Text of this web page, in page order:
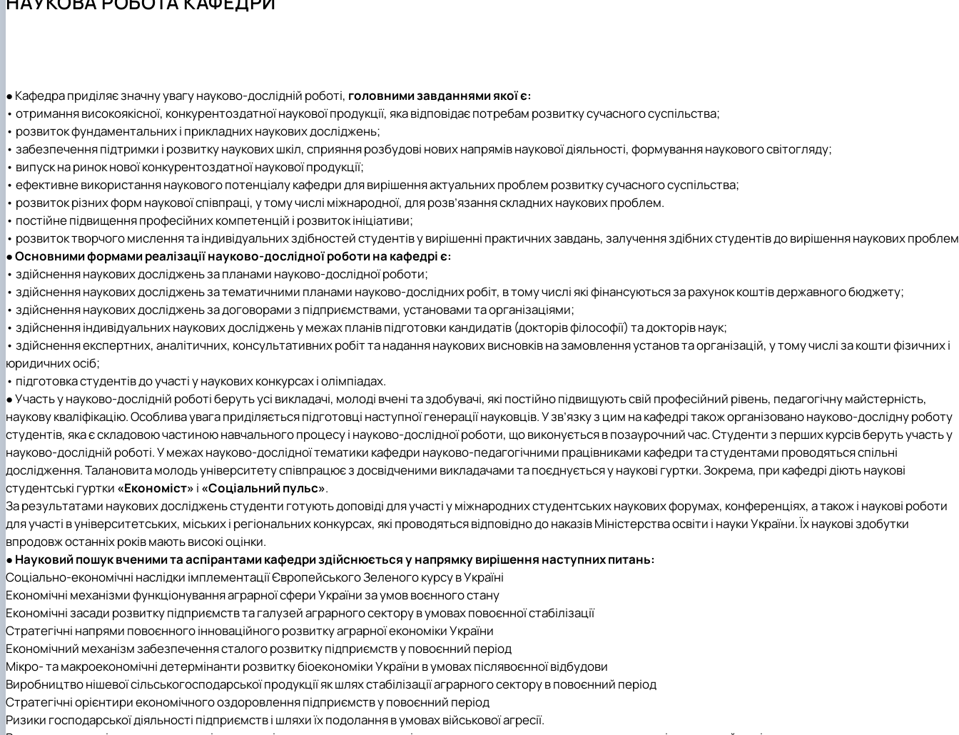
Офіційні Документи
Практична підготовка
ОНС "Доктор філософі" (PhD) ОНП "Економіка підприємств та галузей національного…
Стратегія розвитку
Науковий гурток "Соціальний пульс"
● Кафедра приділяє значну увагу науково-дослідній роботі, головними завданнями якої є:
• отримання високоякісної, конкурентоздатної наукової продукції, яка відповідає потребам розвитку сучасного суспільства;
• розвиток фундаментальних і прикладних наукових досліджень;
• забезпечення підтримки і розвитку наукових шкіл, сприяння розбудові нових напрямів наукової діяльності, формування наукового світогляду;
• випуск на ринок нової конкурентоздатної наукової продукції;
• ефективне використання наукового потенціалу кафедри для вирішення актуальних проблем розвитку сучасного суспільства;
• розвиток різних форм наукової співпраці, у тому числі міжнародної, для розв’язання складних наукових проблем.
• постійне підвищення професійних компетенцій і розвиток ініціативи;
• розвиток творчого мислення та індивідуальних здібностей студентів у вирішенні практичних завдань, залучення здібних студентів до вирішення наукових
● Основними формами реалізації науково-дослідної роботи на кафедрі є:
• здійснення наукових досліджень за планами науково-дослідної роботи;
• здійснення наукових досліджень за тематичними планами науково-дослідних робіт, в тому числі які фінансуються за рахунок коштів державного бюджету;
• здійснення наукових досліджень за договорами з підприємствами, установами та організаціями;
• здійснення індивідуальних наукових досліджень у межах планів підготовки кандидатів (докторів філософії) та докторів наук;
• здійснення експертних, аналітичних, консультативних робіт та надання наукових висновків на замовлення установ та організацій, у тому числі за кошти фізичних і
юридичних осіб;
• підготовка студентів до участі у наукових конкурсах і олімпіадах.
● Участь у науково-дослідній роботі беруть усі викладачі, молоді вчені та здобувачі, які постійно підвищують свій професійний рівень, педагогічну майстерність,
наукову кваліфікацію. Особлива увага приділяється підготовці наступної генерації науковців.У зв’язку з цим на кафедрі також організовано науково-дослідну роботу
студентів, яка є складовою частиною навчального процесу і науково-дослідної роботи, що виконується в позаурочний час.Студенти з перших курсів беруть участь у
науково-дослідній роботі. У межах науково-дослідної тематики кафедри науково-педагогічними працівниками кафедри та студентами проводяться спільні
дослідження. Талановита молодь університету співпрацює з досвідченими викладачами та поєднується у наукові гуртки. Зокрема, при кафедрі діють наукові
студентські гуртки «Економіст» і «Соціальний пульс».
За результатами наукових досліджень студенти готують доповіді для участі у міжнародних студентських наукових форумах, конференціях, а також і наукові роботи
для участі в університетських, міських і регіональних конкурсах, які проводяться відповідно до наказів Міністерства освіти і науки України. Їх наукові здобутки
впродовж останніх років мають високі оцінки.
● Науковий пошук вченими та аспірантами кафедри здійснюється у напрямку вирішення наступних питань:
Соціально-економічні наслідки імплементації Європейського Зеленого курсу в Україні
Економічні механізми функціонування аграрної сфери України за умов воєнного стану
Економічні засади розвитку підприємств та галузей аграрного сектору в умовах повоєнної стабілізації
Стратегічні напрями повоєнного інноваційного розвитку аграрної економіки України
Економічний механізм забезпечення сталого розвитку підприємств у повоєнний період
Мікро- та макроекономічні детермінанти розвитку біоекономіки України в умовах післявоєнної відбудови
Виробництво нішевої сільськогосподарської продукції як шлях стабілізації аграрного сектору в повоєнний період
Стратегічні орієнтири економічного оздоровлення підприємств у повоєнний період
Ризики господарської діяльності підприємств і шляхи їх подолання в умовах військової агресії.